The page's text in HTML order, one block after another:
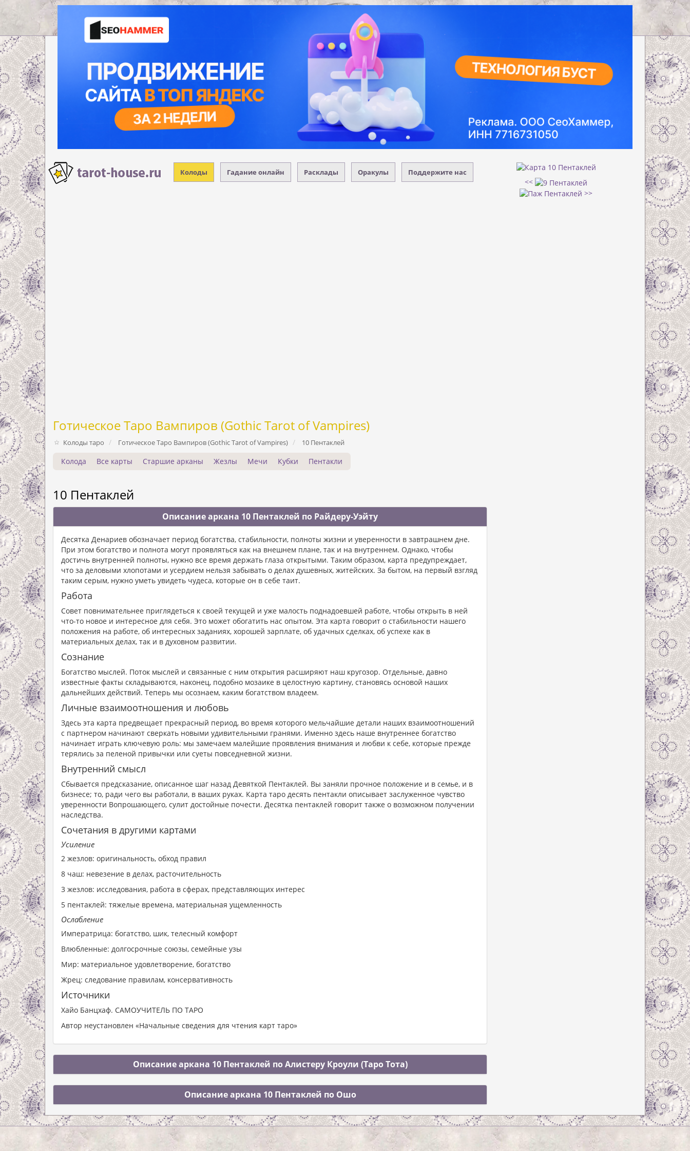
Колоды Гадание онлайн Расклады Оракулы Поддержите нас
<<
>>
Готическое Таро Вампиров (Gothic Tarot of Vampires)
Колоды таро Готическое Таро Вампиров (Gothic Tarot of Vampires) 10 Пентаклей
Колода Все карты Старшие арканы Жезлы Мечи Кубки Пентакли
10 Пентаклей
Описание аркана 10 Пентаклей по Райдеру-Уэйту
Десятка Денариев обозначает период богатства, стабильности, полноты жизни и уверенности в завтрашнем дне.
При этом богатство и полнота могут проявляться как на внешнем плане, так и на внутреннем. Однако, чтобы
достичь внутренней полноты, нужно все время держать глаза открытыми. Таким образом, карта предупреждает,
что за деловыми хлопотами и усердием нельзя забывать о делах душевных, житейских. За бытом, на первый взгляд
таким серым, нужно уметь увидеть чудеса, которые он в себе таит.
Работа
Совет повнимательнее приглядеться к своей текущей и уже малость поднадоевшей работе, чтобы открыть в ней
что-то новое и интересное для себя. Это может обогатить нас опытом. Эта карта говорит о стабильности нашего
положения на работе, об интересных заданиях, хорошей зарплате, об удачных сделках, об успехе как в
материальных делах, так и в духовном развитии.
Сознание
Богатство мыслей. Поток мыслей и связанные с ним открытия расширяют наш кругозор. Отдельные, давно
известные факты складываются, наконец, подобно мозаике в целостную картину, становясь основой наших
дальнейших действий. Теперь мы осознаем, каким богатством владеем.
Личные взаимоотношения и любовь
Здесь эта карта предвещает прекрасный период, во время которого мельчайшие детали наших взаимоотношений
с партнером начинают сверкать новыми удивительными гранями. Именно здесь наше внутреннее богатство
начинает играть ключевую роль: мы замечаем малейшие проявления внимания и любви к себе, которые прежде
терялись за пеленой привычки или суеты повседневной жизни.
Внутренний смысл
Сбывается предсказание, описанное шаг назад Девяткой Пентаклей. Вы заняли прочное положение и в семье, и в
бизнесе; то, ради чего вы работали, в ваших руках. Карта таро десять пентакли описывает заслуженное чувство
уверенности Вопрошающего, сулит достойные почести. Десятка пентаклей говорит также о возможном получении
наследства.
Сочетания в другими картами
Усиление
2 жезлов: оригинальность, обход правил
8 чаш: невезение в делах, расточительность
3 жезлов: исследования, работа в сферах, представляющих интерес
5 пентаклей: тяжелые времена, материальная ущемленность
Ослабление
Императрица: богатство, шик, телесный комфорт
Влюбленные: долгосрочные союзы, семейные узы
Мир: материальное удовлетворение, богатство
Жрец: следование правилам, консервативность
Источники
Хайо Банцхаф. САМОУЧИТЕЛЬ ПО ТАРО
Автор неустановлен «Начальные сведения для чтения карт таро»
Описание аркана 10 Пентаклей по Алистеру Кроули (Таро Тота)
Описание аркана 10 Пентаклей по Ошо